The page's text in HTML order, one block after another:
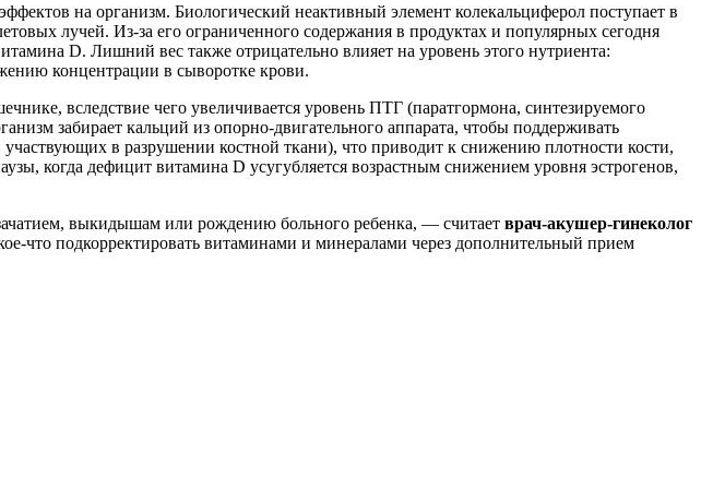
на организм. Биологический неактивный элемент колекальциферол поступает в
лучей. Из-за его ограниченного содержания в продуктах и популярных сегодня
D. Лишний вес также отрицательно влияет на уровень этого нутриента:
концентрации в сыворотке крови.
вследствие чего увеличивается уровень ПТГ (паратгормона, синтезируемого
забирает кальций из опорно-двигательного аппарата, чтобы поддерживать
в разрушении костной ткани), что приводит к снижению плотности кости,
когда дефицит витамина D усугубляется возрастным снижением уровня эстрогенов,
выкидышам или рождению больного ребенка, — считает врач-акушер-гинеколог
что подкорректировать витаминами и минералами через дополнительный прием